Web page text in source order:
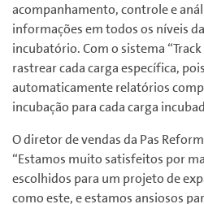
acompanhamento, controle e
informações em todos os níveis
incubatório. Com o sistema “Track
rastrear cada carga específica,
automaticamente relatórios
incubação para cada carga
O diretor de vendas da Pas
“Estamos muito satisfeitos por
escolhidos para um projeto de
como este, e estamos ansiosos